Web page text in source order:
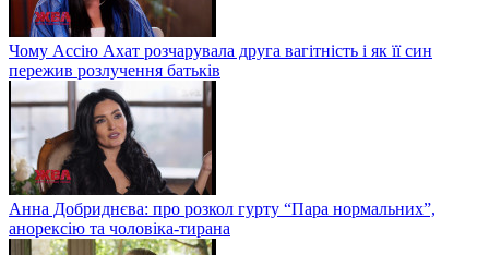
Чому Ассію Ахат розчарувала друга вагітність і як її син
пережив розлучення батьків
Анна Добриднєва: про розкол гурту “Пара нормальних”,
анорексію та чоловіка-тирана